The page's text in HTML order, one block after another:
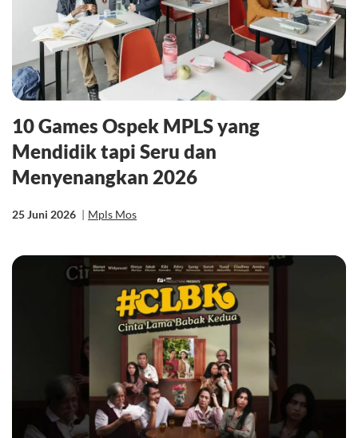
10 Games Ospek MPLS yang
Mendidik tapi Seru dan
Menyenangkan 2026
25 Juni 2026 | Mpls Mos